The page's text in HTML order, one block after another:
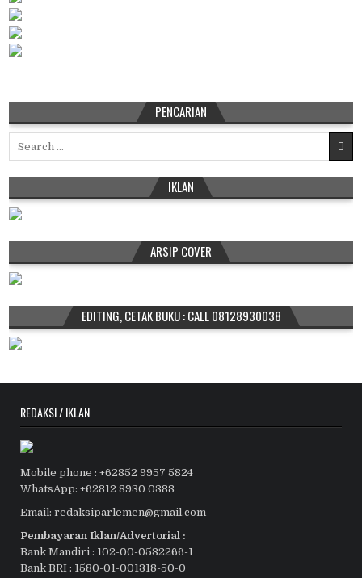
PENCARIAN
IKLAN
ARSIP COVER
EDITING, CETAK BUKU : CALL 08128930038
REDAKSI / IKLAN
Mobile phone : +62852 9957 5824
WhatsApp: +62812 8930 0388
Email: redaksiparlemen@gmail.com
Pembayaran Iklan/Advertorial :
Bank Mandiri : 102-00-0532266-1
Bank BRI : 1580-01-001318-50-0